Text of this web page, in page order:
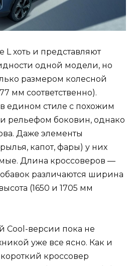
L хоть и представляют
одной модели, но
размером колесной
мм соответственно).
едином стиле с похожим
рельефом боковин, однако
Даже элементы
капот, фары) у них
Длина кроссоверов —
различаются ширина
(1650 и 1705 мм
Cool-версии пока не
уже все ясно. Как и
кроссовер